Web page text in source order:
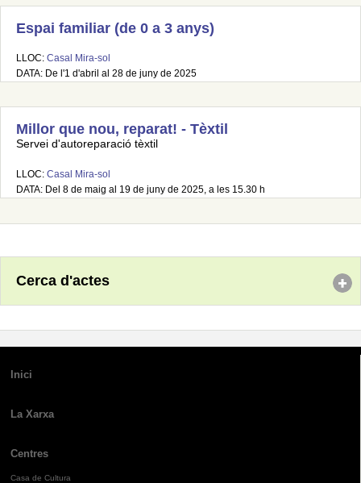
Espai familiar (de 0 a 3 anys)
LLOC: Casal Mira-sol
DATA: De l'1 d'abril al 28 de juny de 2025
Millor que nou, reparat! - Tèxtil
Servei d'autoreparació tèxtil
LLOC: Casal Mira-sol
DATA: Del 8 de maig al 19 de juny de 2025, a les 15.30 h
Cerca d'actes
Inici
La Xarxa
Centres
Casa de Cultura